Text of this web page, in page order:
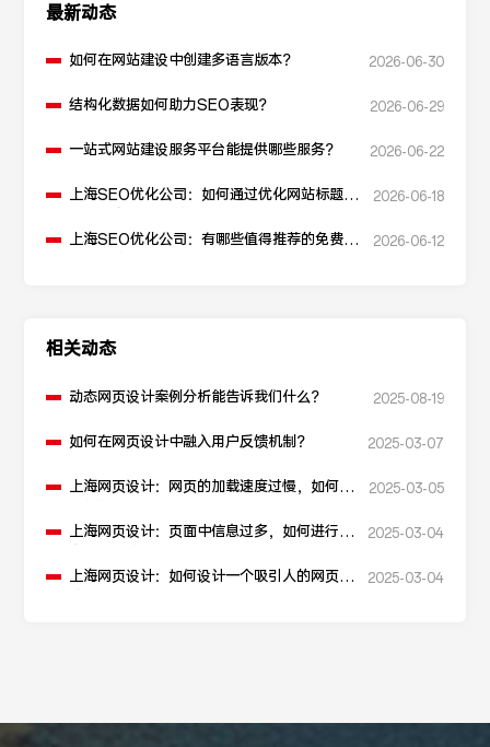
最新动态
如何在网站建设中创建多语言版本？ 2026-06-30
结构化数据如何助力SEO表现？ 2026-06-29
一站式网站建设服务平台能提供哪些服务？ 2026-06-22
上海SEO优化公司：如何通过优化网站标题提
2026-06-18
上海SEO优化公司：有哪些值得推荐的免费
2026-06-12
相关动态
动态网页设计案例分析能告诉我们什么？ 2025-08-19
如何在网页设计中融入用户反馈机制？ 2025-03-07
上海网页设计：网页的加载速度过慢，如何进
2025-03-05
上海网页设计：页面中信息过多，如何进行信
2025-03-04
上海网页设计：如何设计一个吸引人的网页加
2025-03-04